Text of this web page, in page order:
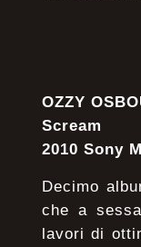
OZZY
Scream
2010 Sony
Decimo
che a
lavori di